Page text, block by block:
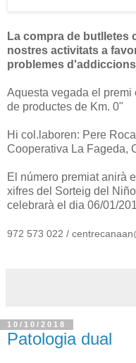
La compra de butlletes
nostres activitats a
problemes
Aquesta vegada el
de productes de Km. 0"
Hi col.laboren: Pere
Cooperativa La Fageda,
El número premiat anirà
xifres del Sorteig del
celebrarà el dia 06/01/
972 573 022 /
10/10/2018
Patologia dual